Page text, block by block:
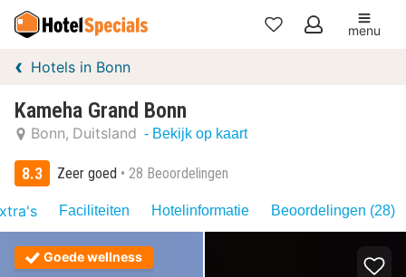
Mijn
menu
Hotels in Bonn
Kameha Grand Bonn
Bonn Duitsland - Bekijk op kaart
8.3 Zeer goed 28 Beoordelingen
Faciliteiten Hotelinformatie Beoordelingen (28)
Goede wellness